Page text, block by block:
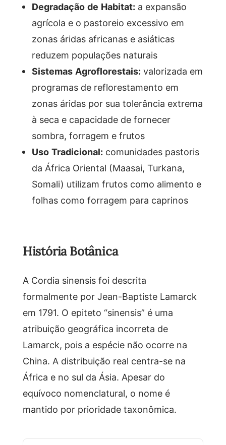
Degradação de Habitat: a expansão
agrícola e o pastoreio excessivo em
zonas áridas africanas e asiáticas
reduzem populações naturais
Sistemas Agroflorestais: valorizada em
programas de reflorestamento em
zonas áridas por sua tolerância extrema
à seca e capacidade de fornecer
sombra, forragem e frutos
Uso Tradicional: comunidades pastoris
da África Oriental (Maasai, Turkana,
Somali) utilizam frutos como alimento e
folhas como forragem para caprinos
História Botânica
A Cordia sinensis foi descrita
formalmente por Jean-Baptiste Lamarck
em 1791. O epiteto “sinensis” é uma
atribuição geográfica incorreta de
Lamarck, pois a espécie não ocorre na
China. A distribuição real centra-se na
África e no sul da Ásia. Apesar do
equívoco nomenclatural, o nome é
mantido por prioridade taxonômica.